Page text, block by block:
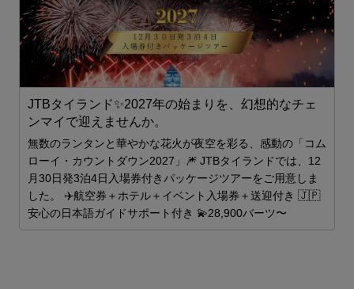
JTBタイランド✨2027年の始まりを、幻想的なチェ
ンマイで迎えませんか。
無数のランタンと華やかな花火が夜空を彩る、感動の「コム
ローイ・カウントダウン2027」🎆 JTBタイランドでは、12
月30日発3泊4日入場券付きパッケージツアーをご用意しま
した。 ✈️航空券＋ホテル＋イベント入場券＋送迎付き 🇯🇵
安心の日本語ガイドサポート付き 💫28,900バーツ〜